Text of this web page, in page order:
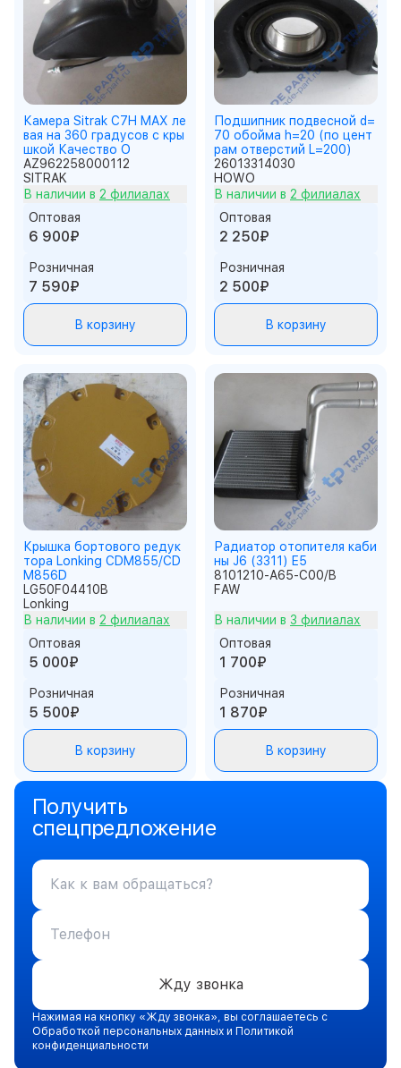
Камера Sitrak C7H MAX ле
вая на 360 градусов с кры
шкой Качество О
AZ962258000112
SITRAK
В наличии в 2 филиалах
Оптовая
6 900₽
Розничная
7 590₽
В корзину
Подшипник подвесной d=
70 обойма h=20 (по цент
рам отверстий L=200)
26013314030
HOWO
В наличии в 2 филиалах
Оптовая
2 250₽
Розничная
2 500₽
В корзину
Крышка бортового редук
тора Lonking CDM855/CD
M856D
LG50F04410B
Lonking
В наличии в 2 филиалах
Оптовая
5 000₽
Розничная
5 500₽
В корзину
Радиатор отопителя каби
ны J6 (3311) E5
8101210-A65-C00/B
FAW
В наличии в 3 филиалах
Оптовая
1 700₽
Розничная
1 870₽
В корзину
Получить
спецпредложение
Жду звонка
Нажимая на кнопку «Жду звонка», вы соглашаетесь с
Обработкой персональных данных и Политикой
конфиденциальности